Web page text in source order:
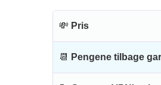
💸 Pris
📆 Pengene tilbage